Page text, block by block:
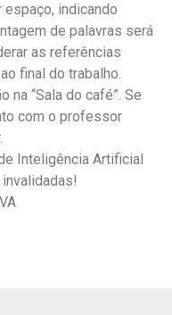
indicando
de palavras será
as referências
final do trabalho.
na “Sala do café”. Se
com o professor
Inteligência Artificial